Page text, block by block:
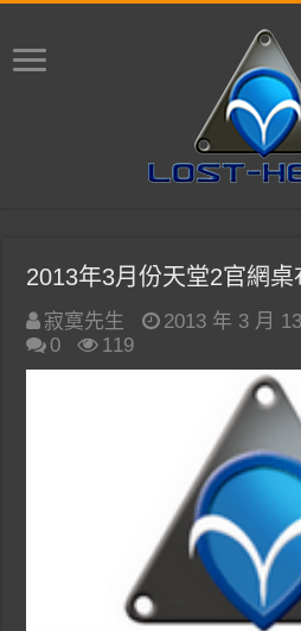
2013年3月份天堂2官網桌
寂寞先生 2013 年 3 月
0
119